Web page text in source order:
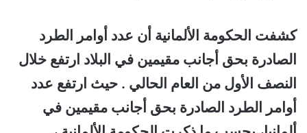
كشفت الحكومة الألمانية أن عدد أوامر الطرد
الصادرة بحق أجانب مقيمين في البلاد ارتفع خلال
النصف الأول من العام الحالي . حيث ارتفع عدد
أوامر الطرد الصادرة بحق أجانب مقيمين في